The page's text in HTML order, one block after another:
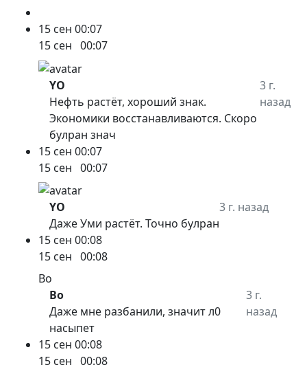
15 сен 00:07
15 сен 00:07
YO
Нефть растёт, хороший знак.
Экономики восстанавливаются. Скоро
булран знач
3 г.
назад
15 сен 00:07
15 сен 00:07
YO
Даже Уми растёт. Точно булран
3 г. назад
15 сен 00:08
15 сен 00:08
Bo
Bo
Даже мне разбанили, значит л0
насыпет
3 г.
назад
15 сен 00:08
15 сен 00:08